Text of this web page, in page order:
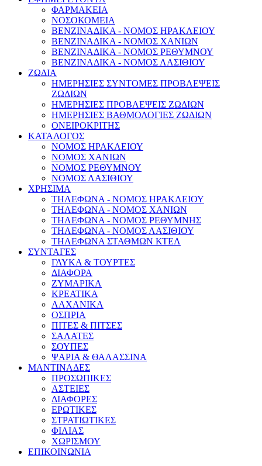
ΦΑΡΜΑΚΕΙΑ
ΝΟΣΟΚΟΜΕΙΑ
ΒΕΝΖΙΝΑΔΙΚΑ - ΝΟΜΟΣ ΗΡΑΚΛΕΙΟΥ
ΒΕΝΖΙΝΑΔΙΚΑ - ΝΟΜΟΣ ΧΑΝΙΩΝ
ΒΕΝΖΙΝΑΔΙΚΑ - ΝΟΜΟΣ ΡΕΘΥΜΝΟΥ
ΒΕΝΖΙΝΑΔΙΚΑ - ΝΟΜΟΣ ΛΑΣΙΘΙΟΥ
ΖΩΔΙΑ
ΗΜΕΡΗΣΙΕΣ ΣΥΝΤΟΜΕΣ ΠΡΟΒΛΕΨΕΙΣ
ΖΩΔΙΩΝ
ΗΜΕΡΗΣΙΕΣ ΠΡΟΒΛΕΨΕΙΣ ΖΩΔΙΩΝ
ΗΜΕΡΗΣΙΕΣ ΒΑΘΜΟΛΟΓΙΕΣ ΖΩΔΙΩΝ
ΟΝΕΙΡΟΚΡΙΤΗΣ
ΚΑΤΑΛΟΓΟΣ
ΝΟΜΟΣ ΗΡΑΚΛΕΙΟΥ
ΝΟΜΟΣ ΧΑΝΙΩΝ
ΝΟΜΟΣ ΡΕΘΥΜΝΟΥ
ΝΟΜΟΣ ΛΑΣΙΘΙΟΥ
ΧΡΗΣΙΜΑ
ΤΗΛΕΦΩΝΑ - ΝΟΜΟΣ ΗΡΑΚΛΕΙΟΥ
ΤΗΛΕΦΩΝΑ - ΝΟΜΟΣ ΧΑΝΙΩΝ
ΤΗΛΕΦΩΝΑ - ΝΟΜΟΣ ΡΕΘΥΜΝΗΣ
ΤΗΛΕΦΩΝΑ - ΝΟΜΟΣ ΛΑΣΙΘΙΟΥ
ΤΗΛΕΦΩΝΑ ΣΤΑΘΜΩΝ ΚΤΕΛ
ΣΥΝΤΑΓΕΣ
ΓΛΥΚΑ & ΤΟΥΡΤΕΣ
ΔΙΑΦΟΡΑ
ΖΥΜΑΡΙΚΑ
ΚΡΕΑΤΙΚΑ
ΛΑΧΑΝΙΚΑ
ΟΣΠΡΙΑ
ΠΙΤΕΣ & ΠΙΤΣΕΣ
ΣΑΛΑΤΕΣ
ΣΟΥΠΕΣ
ΨΑΡΙΑ & ΘΑΛΑΣΣΙΝΑ
ΜΑΝΤΙΝΑΔΕΣ
ΠΡΟΣΩΠΙΚΕΣ
ΑΣΤΕΙΕΣ
ΔΙΑΦΟΡΕΣ
ΕΡΩΤΙΚΕΣ
ΣΤΡΑΤΙΩΤΙΚΕΣ
ΦΙΛΙΑΣ
ΧΩΡΙΣΜΟΥ
ΕΠΙΚΟΙΝΩΝΙΑ